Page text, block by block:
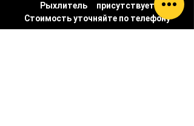
Рыхлитель присутствует
Стоимость уточняйте по телефону